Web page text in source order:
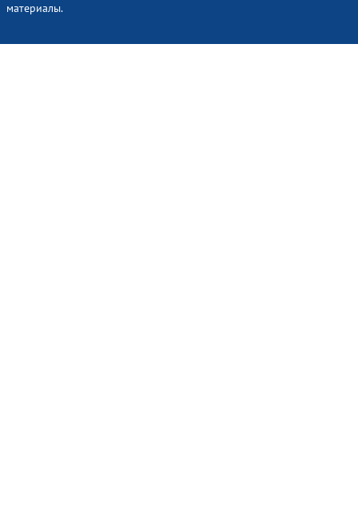
материалы.